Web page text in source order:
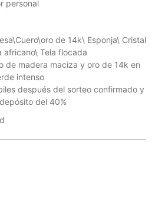
personal
de 14k\ Esponja\ Cristal
africano\ Tela flocada
de madera maciza y oro de 14k en
intenso
después del sorteo confirmado y
del 40%